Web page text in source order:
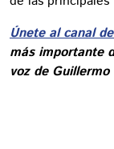
Únete al canal
más importante
voz de